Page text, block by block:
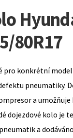
80R17
pro konkrétní
pneumatiky.
a
dojezdové kolo je
a